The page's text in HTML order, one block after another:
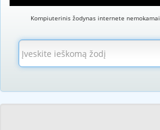
Kompiuterinis žodynas internete nemokamai